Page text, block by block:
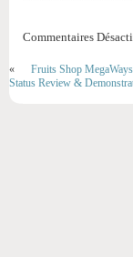
Commentaires
« Fruits Shop
Status Review &